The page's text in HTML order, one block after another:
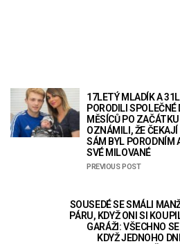
17LETÝ MLADÍK A
PORODILI
MĚSÍCŮ PO
OZNÁMILI, ŽE
SÁM BYL PORODNÍM
SVÉ MILOVANÉ
PREVIOUS POST
SOUSEDÉ SE SMÁLI
PÁRU, KDYŽ ONI SI
GARÁŽI: VŠECHNO
KDYŽ JEDNOHO